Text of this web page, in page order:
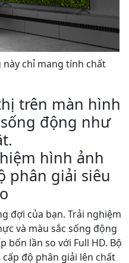
chỉ mang tính chất
trên màn hình
động như
hình ảnh
phân giải siêu
đợi của bạn. Trải nghiệm
và màu sắc sống động
bốn lần so với Full HD. Bộ
độ phân giải lên chất